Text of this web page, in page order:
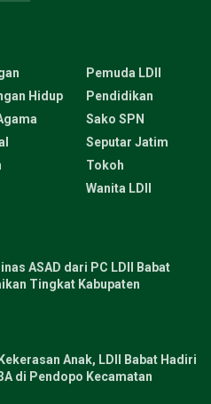
Hidup
Pemuda LDII
Pendidikan
Sako SPN
Seputar Jatim
Tokoh
Wanita LDII
ASAD dari PC LDII Babat
Tingkat Kabupaten
Anak, LDII Babat Hadiri
di Pendopo Kecamatan